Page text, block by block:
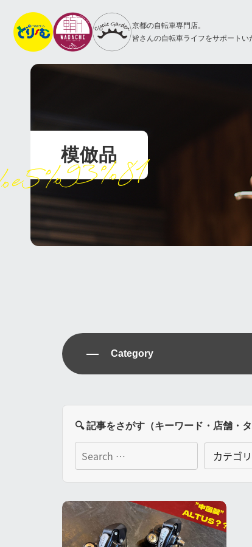
京都の自転車専門店。
皆さんの自転車ライフをサポートい
模倣品
Category